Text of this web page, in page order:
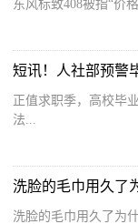
东风标致408被指“价
短讯！人社部预警
正值求职季，高校毕
法...
洗脸的毛巾用久了
洗脸的毛巾用久了为